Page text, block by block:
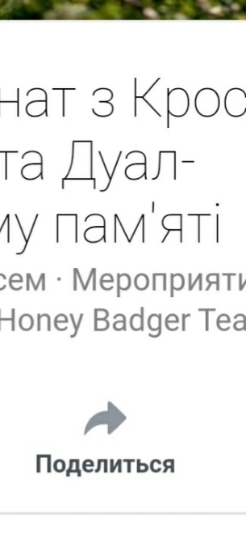
присутностi батькiв. Змагання будуть
3.0 км),
стартують одна за одною з гандикапом 30
середньої складностi. Будуть також
кола приблизно 3000м, набір висоти на
(також очiкується пiзнiше) .